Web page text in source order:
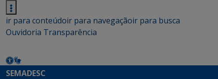
ir para conteúdoir para navegaçãoir para busca
Ouvidoria Transparência
SEMADESC